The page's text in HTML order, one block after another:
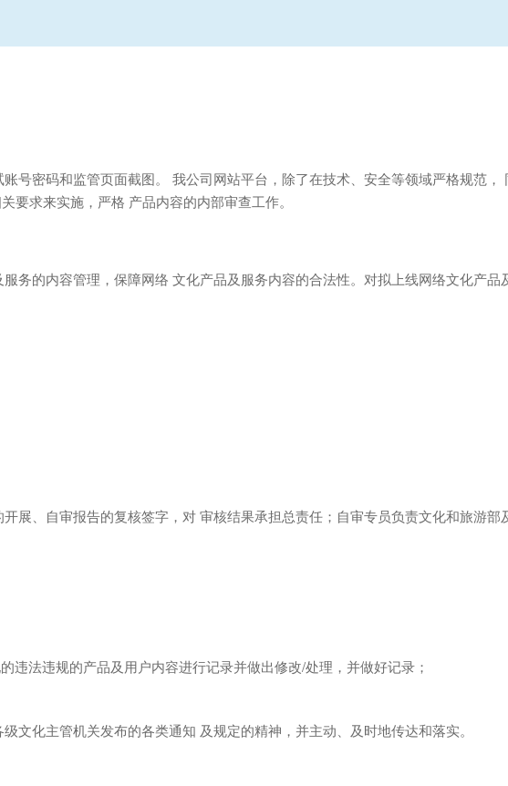
号密码和监管页面截图。 我公司网站平台，除了在技术、安全等领域严格规范
要求来实施，严格 产品内容的内部审查工作。
务的内容管理，保障网络 文化产品及服务内容的合法性。对拟上线网络文化产
展、自审报告的复核签字，对 审核结果承担总责任；自审专员负责文化和旅游
法违规的产品及用户内容进行记录并做出修改/处理，并做好记录；
化主管机关发布的各类通知 及规定的精神，并主动、及时地传达和落实。